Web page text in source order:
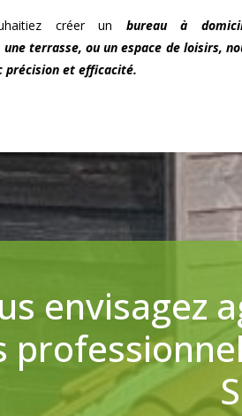
créer un bureau à
terrasse, ou un espace de loisirs,
précision et efficacité.
envisagez